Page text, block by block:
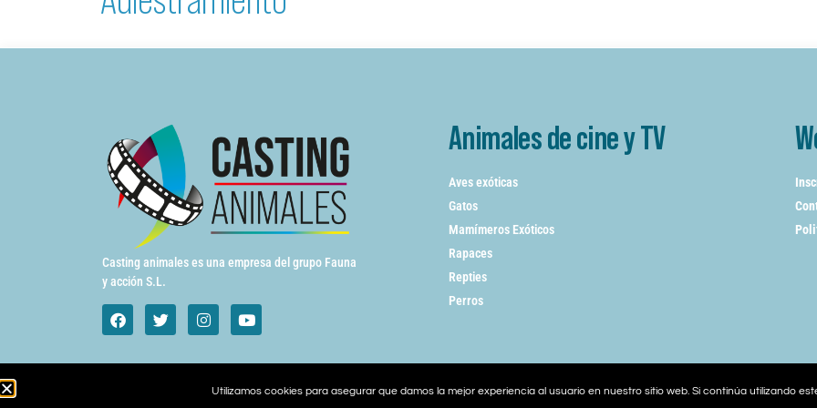
Casting animales es una empresa del grupo Fauna
y acción S.L.
Animales de cine y TV
Aves exóticas
Gatos
Mamímeros Exóticos
Rapaces
Repties
Perros
Utilizamos cookies para asegurar que damos la mejor experiencia al usuario en nuestro sitio web. Si continúa utilizando